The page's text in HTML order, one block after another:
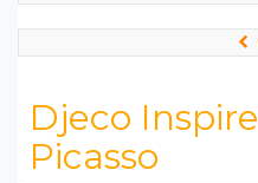
Djeco
Picasso